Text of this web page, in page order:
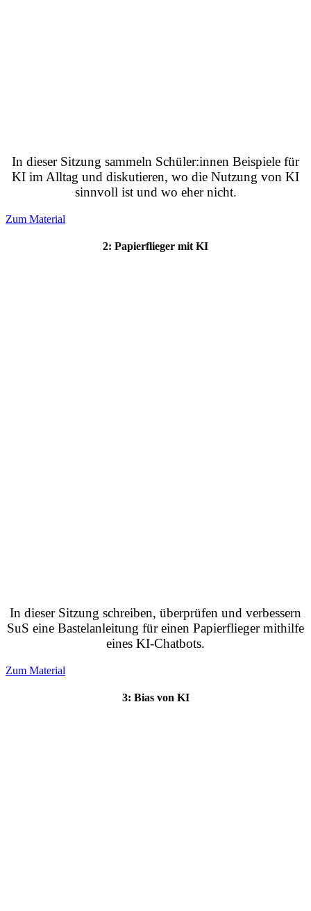
In dieser Sitzung sammeln Schüler:innen Beispiele für
KI im Alltag und diskutieren, wo die Nutzung von KI
sinnvoll ist und wo eher nicht.
Zum Material
2: Papierflieger mit KI
In dieser Sitzung schreiben, überprüfen und verbessern
SuS eine Bastelanleitung für einen Papierflieger mithilfe
eines KI-Chatbots.
Zum Material
3: Bias von KI